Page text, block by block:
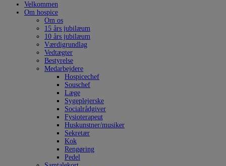
Velkommen
Om hospice
Om os
15 års jubilæum
10 års jubilæum
Værdigrundlag
Vedtægter
Bestyrelse
Medarbejdere
Hospicechef
Souschef
Læge
Sygeplejerske
Socialrådgiver
Fysioterapeut
Huskunstner/musiker
Sekretær
Kok
Rengøring
Pedel